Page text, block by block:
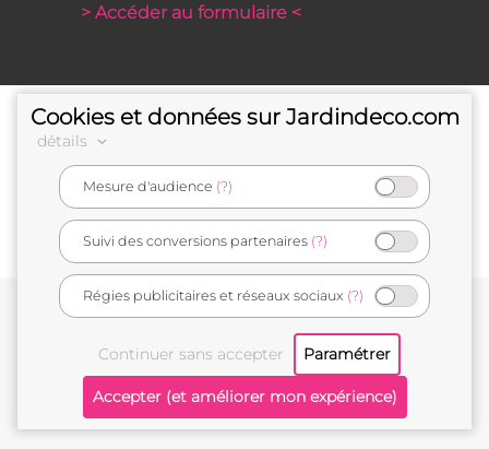
> Accéder au formulaire <
e-commerçant français
Mentions légales
Cookies et données sur Jardindeco.com
détails
Mesure d'audience (?)
Suivi des conversions partenaires (?)
Régies publicitaires et réseaux sociaux (?)